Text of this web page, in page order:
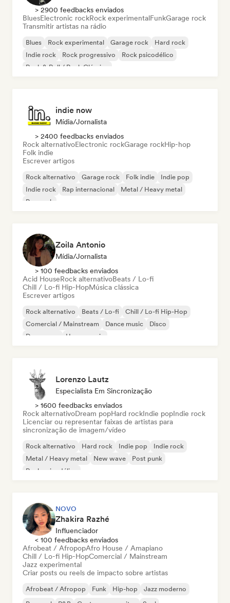
> 2900 feedbacks enviados
BluesElectronic rockRock experimentalFunkGarage rock
Transmitir artistas na rádio
Blues Rock experimental Garage rock
Hard rock
Indie rock
Rock progressivo
Rock psicodélico
Rock & Roll / Rock Clássico
indie now
Mídia/Jornalista
> 2400 feedbacks enviados
Rock alternativoElectronic rockGarage rockHip-hop
Folk indie
Escrever artigos
Rock alternativo Garage rock Folk indie
Indie pop
Indie rock
Rap internacional
Metal / Heavy metal
Pop rock
Zoila Antonio
Mídia/Jornalista
> 100 feedbacks enviados
Acid HouseRock alternativoBeats / Lo-fi
Chill / Lo-fi Hip-HopMúsica clássica
Escrever artigos
Rock alternativo Beats / Lo-fi
Chill / Lo-fi Hip-Hop
Comercial / Mainstream
Dance music
Disco
Dream pop
House music
Lorenzo Lautz
Especialista Em Sincronização
> 1600 feedbacks enviados
Rock alternativoDream popHard rockIndie popIndie rock
Licenciar ou representar faixas de artistas para
sincronização de imagem/vídeo
Rock alternativo Hard rock Indie pop
Indie rock
Metal / Heavy metal
New wave
Post punk
Rock psicodélico
NOVO
Zhakira Razhé
Influenciador
< 100 feedbacks enviados
Afrobeat / AfropopAfro House / Amapiano
Chill / Lo-fi Hip-HopComercial / Mainstream
Jazz experimental
Criar posts ou reels de impacto sobre artistas
Afrobeat / Afropop Funk Hip-hop
Jazz moderno